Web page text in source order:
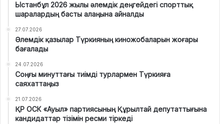
Ыстанбұл 2026 жылы әлемдік деңгейдегі спорттық
шаралардың басты алаңына айналды
27.07.2026
Әлемдік қазылар Түркияның киножобаларын жоғары
бағалады
24.07.2026
Соңғы минуттағы тиімді турлармен Түркияға
саяхаттаңыз
21.07.2026
ҚР ОСК «Ауыл» партиясының Құрылтай депутаттығына
кандидаттар тізімін ресми тіркеді